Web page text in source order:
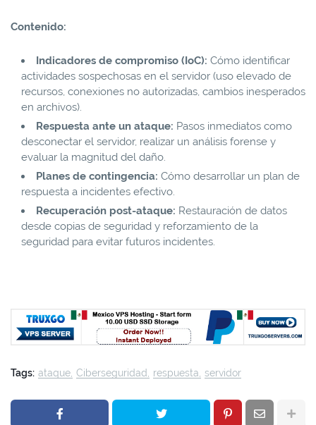
Contenido:
Indicadores de compromiso (IoC): Cómo identificar
actividades sospechosas en el servidor (uso elevado de
recursos, conexiones no autorizadas, cambios inesperados
en archivos).
Respuesta ante un ataque: Pasos inmediatos como
desconectar el servidor, realizar un análisis forense y
evaluar la magnitud del daño.
Planes de contingencia: Cómo desarrollar un plan de
respuesta a incidentes efectivo.
Recuperación post-ataque: Restauración de datos
desde copias de seguridad y reforzamiento de la
seguridad para evitar futuros incidentes.
Tags: ataque Ciberseguridad respuesta servidor